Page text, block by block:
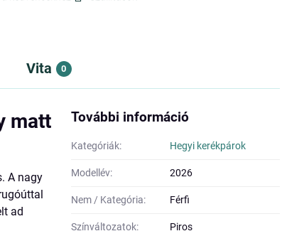
Vita 0
matt
A nagy
ad
További információ
Kategóriák: Hegyi kerékpárok
Modellév: 2026
Nem / Kategória: Férfi
Színváltozatok: Piros